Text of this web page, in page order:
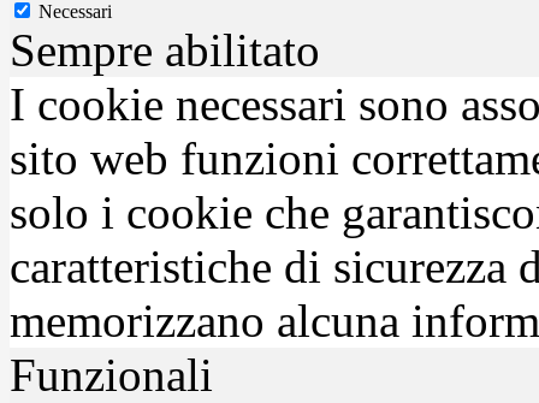
Necessari
Sempre abilitato
I cookie necessari sono
sito web funzioni
solo i cookie che
caratteristiche di sicurezza
memorizzano alcuna
Funzionali